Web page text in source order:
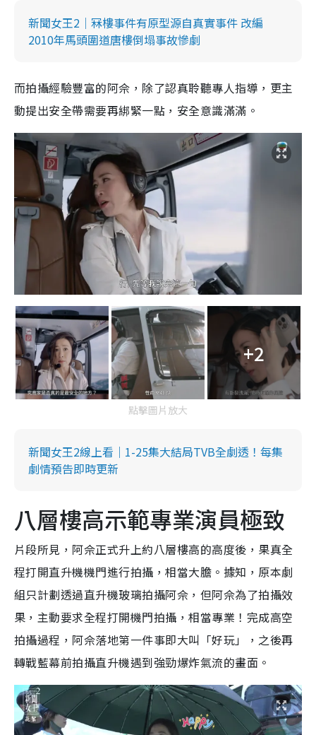
新聞女王2｜冧樓事件有原型源自真實事件 改編
2010年馬頭圍道唐樓倒塌事故慘劇
而拍攝經驗豐富的阿佘，除了認真聆聽專人指導，更主
動提出安全帶需要再綁緊一點，安全意識滿滿。
+2
點擊圖片放大
新聞女王2線上看｜1-25集大結局TVB全劇透！每集
劇情預告即時更新
八層樓高示範專業演員極致
片段所見，阿佘正式升上約八層樓高的高度後，果真全
程打開直升機機門進行拍攝，相當大膽。據知，原本劇
組只計劃透過直升機玻璃拍攝阿佘，但阿佘為了拍攝效
果，主動要求全程打開機門拍攝，相當專業！完成高空
拍攝過程，阿佘落地第一件事即大叫「好玩」，之後再
轉戰藍幕前拍攝直升機遇到強勁爆炸氣流的畫面。